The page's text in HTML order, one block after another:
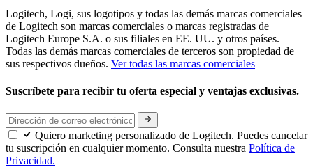
Logitech, Logi, sus logotipos y todas las demás marcas comerciales
de Logitech son marcas comerciales o marcas registradas de
Logitech Europe S.A. o sus filiales en EE. UU. y otros países.
Todas las demás marcas comerciales de terceros son propiedad de
sus respectivos dueños. Ver todas las marcas comerciales
Suscríbete para recibir tu oferta especial y ventajas exclusivas.
Quiero marketing personalizado de Logitech. Puedes cancelar
tu suscripción en cualquier momento. Consulta nuestra Política de
Privacidad.